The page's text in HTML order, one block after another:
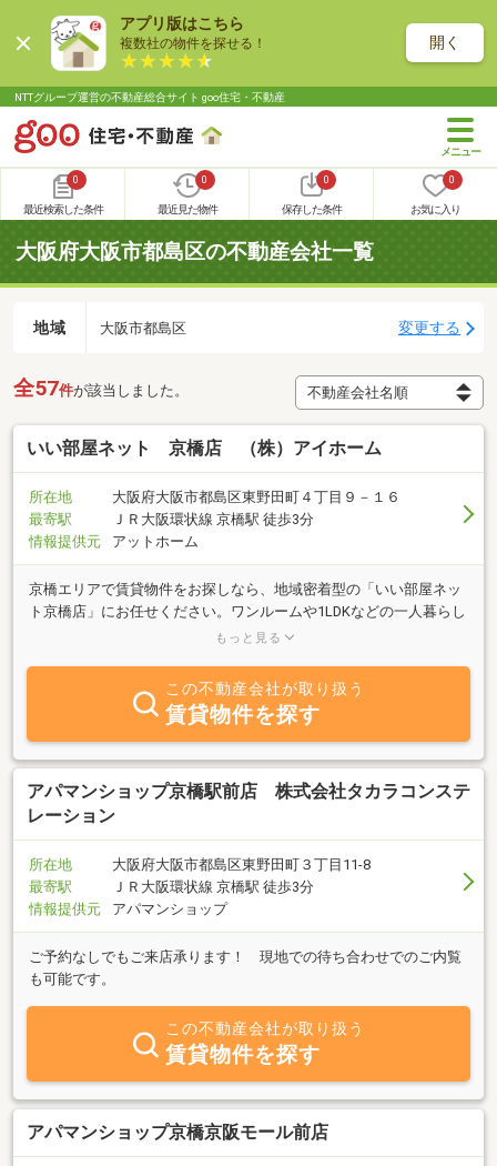
アプリ版はこちら
複数社の物件を探せる！ 開く
NTTグループ運営の不動産総合サイト goo住宅・不動産
0
最近検索した条件
0
最近見た物件
0
保存した条件
0
お気に入り
大阪府大阪市都島区の不動産会社一覧
地域 大阪市都島区 変更する
全57件が該当しました。
いい部屋ネット 京橋店 （株）アイホーム
所在地
大阪府大阪市都島区東野田町４丁目９－１６
最寄駅
ＪＲ大阪環状線 京橋駅 徒歩3分
情報提供元
アットホーム
京橋エリアで賃貸物件をお探しなら、地域密着型の「いい部屋ネッ
ト京橋店」にお任せください。ワンルームや1LDKなどの一人暮らし
向け物件から、ファミリー向けの2LDK・3LDKまで、幅広いニーズ
いエリアや、落ち着いた住宅街の物件まで、豊富な選択肢の中から
理想のお部屋をご提案。初期費用を抑えたい方、家賃交渉を希望さ
れる方も、ぜひ一度ご相談ください。お客様のペースに寄り添いな
がら、無理のないお部屋探しをサポートいたします。
もっと見る
この不動産会社が取り扱う
賃貸物件を探す
アパマンショップ京橋駅前店 株式会社タカラコンステ
レーション
所在地
大阪府大阪市都島区東野田町３丁目11-8
最寄駅
ＪＲ大阪環状線 京橋駅 徒歩3分
情報提供元
アパマンショップ
ご予約なしでもご来店承ります！ 現地での待ち合わせでのご内覧
も可能です。
この不動産会社が取り扱う
賃貸物件を探す
アパマンショップ京橋京阪モール前店